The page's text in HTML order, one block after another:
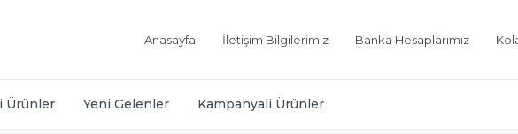
Anasayfa İletişim Bilgilerimiz Banka Hesaplarımız
Ürünler Yeni Gelenler Kampanyali Ürünler